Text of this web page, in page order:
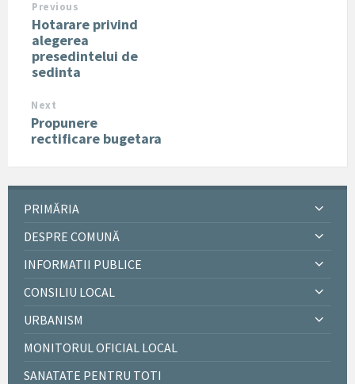
Previous
Hotarare privind
alegerea
presedintelui de
sedinta
Next
Propunere
rectificare bugetara
PRIMĂRIA
DESPRE COMUNĂ
INFORMATII PUBLICE
CONSILIU LOCAL
URBANISM
MONITORUL OFICIAL LOCAL
SANATATE PENTRU TOTI